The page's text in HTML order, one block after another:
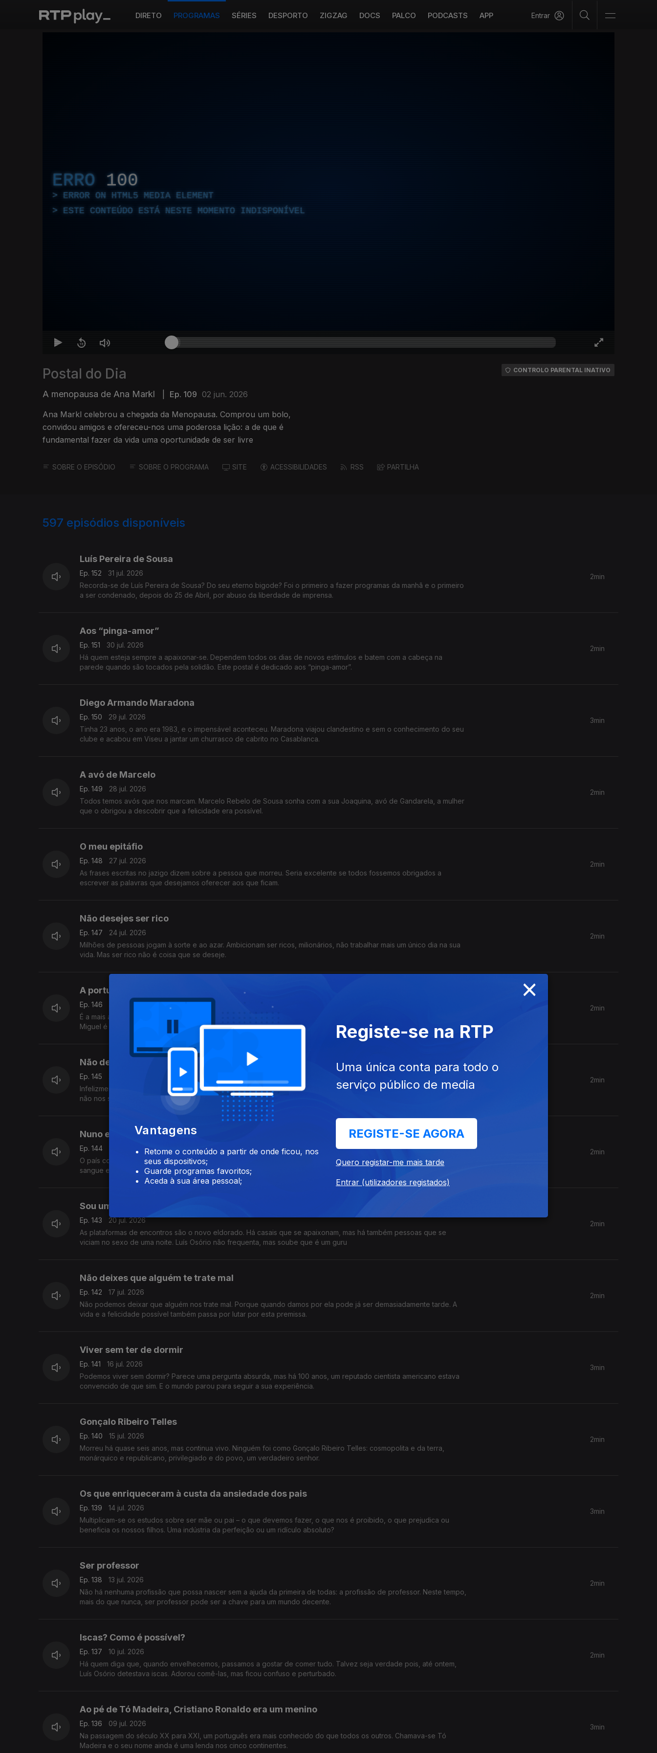
DIRETO PROGRAMAS SÉRIES DESPORTO ZIGZAG DOCS PALCO PODCASTS APP Entrar
ERRO 100
ERROR ON HTML5 MEDIA ELEMENT
ESTE CONTEÚDO ESTÁ NESTE MOMENTO INDISPONÍVEL
Postal do Dia
A menopausa de Ana Markl Ep. 109 02 jun. 2026
Ana Markl celebrou a chegada da Menopausa. Comprou um bolo,
convidou amigos e ofereceu-nos uma poderosa lição: a de que é
fundamental fazer da vida uma oportunidade de ser livre
CONTROLO PARENTAL INATIVO
SOBRE O EPISÓDIO SOBRE O PROGRAMA SITE ACESSIBILIDADES RSS PARTILHA
597 episódios disponíveis
Luís Pereira de Sousa
Ep. 152
31 jul. 2026
Recorda-se de Luís Pereira de Sousa? Do seu eterno bigode? Foi o primeiro a fazer programas da manhã e o primeiro
a ser condenado, depois do 25 de Abril, por abuso da liberdade de imprensa.
2min
Aos “pinga-amor”
Ep. 151
30 jul. 2026
Há quem esteja sempre a apaixonar-se. Dependem todos os dias de novos estímulos e batem com a cabeça na
parede quando são tocados pela solidão. Este postal é dedicado aos “pinga-amor”.
2min
Diego Armando Maradona
Ep. 150
29 jul. 2026
Tinha 23 anos, o ano era 1983, e o impensável aconteceu. Maradona viajou clandestino e sem o conhecimento do seu
clube e acabou em Viseu a jantar um churrasco de cabrito no Casablanca.
3min
A avó de Marcelo
Ep. 149
28 jul. 2026
Todos temos avós que nos marcam. Marcelo Rebelo de Sousa sonha com a sua Joaquina, avó de Gandarela, a mulher
que o obrigou a descobrir que a felicidade era possível.
2min
O meu epitáfio
Ep. 148
27 jul. 2026
As frases escritas no jazigo dizem sobre a pessoa que morreu. Seria excelente se todos fossemos obrigados a
escrever as palavras que desejamos oferecer aos que ficam.
2min
Não desejes ser rico
Ep. 147
24 jul. 2026
Milhões de pessoas jogam à sorte e ao azar. Ambicionam ser ricos, milionários, não trabalhar mais um único dia na sua
vida. Mas ser rico não é coisa que se deseje.
2min
A portuguesa para quem os papas não têm segredos
Ep. 146
23 jul. 2026
É a mais antiga vaticanista e para ela os papas não têm segredos. Pelo menos os últimos quatro com quem privou. Aura
Miguel é a personagem principal do Postal do Dia de hoje.
2min
Não depende tudo de ti
Ep. 145
Infelizmente, nem tudo depende da força de vontade de cada um. Se fosse fácil mudarmos de vida quando a nossa
não nos serve, todos o faríamos. Ainda assim vale a pena acreditar.
2min
Nuno e Henrique
Ep. 144
O país conhece-os desde que eram crianças. E nunca mais os perdeu de vista. São dois poderosos talentos, irmãos de
sangue e a sua história foi feita de tragédia e aplausos.
2min
Sou um guru do Tinder
Ep. 143
20 jul. 2026
As plataformas de encontros são o novo eldorado. Há casais que se apaixonam, mas há também pessoas que se
viciam no sexo de uma noite. Luís Osório não frequenta, mas soube que é um guru
2min
Não deixes que alguém te trate mal
Ep. 142
17 jul. 2026
Não podemos deixar que alguém nos trate mal. Porque quando damos por ela pode já ser demasiadamente tarde. A
vida e a felicidade possível também passa por lutar por esta premissa.
2min
Viver sem ter de dormir
Ep. 141
16 jul. 2026
Podemos viver sem dormir? Parece uma pergunta absurda, mas há 100 anos, um reputado cientista americano estava
convencido de que sim. E o mundo parou para seguir a sua experiência.
3min
Gonçalo Ribeiro Telles
Ep. 140
15 jul. 2026
Morreu há quase seis anos, mas continua vivo. Ninguém foi como Gonçalo Ribeiro Telles: cosmopolita e da terra,
monárquico e republicano, privilegiado e do povo, um verdadeiro senhor.
2min
Os que enriqueceram à custa da ansiedade dos pais
Ep. 139
14 jul. 2026
Multiplicam-se os estudos sobre ser mãe ou pai – o que devemos fazer, o que nos é proibido, o que prejudica ou
beneficia os nossos filhos. Uma indústria da perfeição ou um ridículo absoluto?
3min
Ser professor
Ep. 138
13 jul. 2026
Não há nenhuma profissão que possa nascer sem a ajuda da primeira de todas: a profissão de professor. Neste tempo,
mais do que nunca, ser professor pode ser a chave para um mundo decente.
2min
Iscas? Como é possível?
Ep. 137
10 jul. 2026
Há quem diga que, quando envelhecemos, passamos a gostar de comer tudo. Talvez seja verdade pois, até ontem,
Luís Osório detestava iscas. Adorou comê-las, mas ficou confuso e perturbado.
2min
Ao pé de Tó Madeira, Cristiano Ronaldo era um menino
Ep. 136
09 jul. 2026
Na passagem do século XX para XXI, um português era mais conhecido do que todos os outros. Chamava-se Tó
Madeira e o seu nome ainda é uma lenda nos cinco continentes.
3min
×
Vantagens
Retome o conteúdo a partir de onde ficou, nos
seus dispositivos;
Guarde programas favoritos;
Aceda à sua área pessoal;
Registe-se na RTP
Uma única conta para todo o
serviço público de media
REGISTE-SE AGORA
Quero registar-me mais tarde
Entrar (utilizadores registados)